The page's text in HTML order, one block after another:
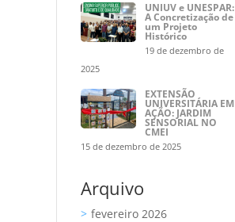
UNIUV e UNESPAR:
A Concretização de
um Projeto
Histórico
19 de dezembro de
2025
EXTENSÃO
UNIVERSITÁRIA EM
AÇÃO: JARDIM
SENSORIAL NO
CMEI
15 de dezembro de 2025
Arquivo
fevereiro 2026